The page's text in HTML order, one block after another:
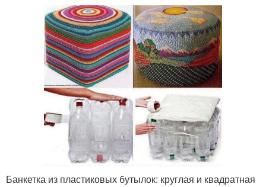
Банкетка из пластиковых бутылок: круглая и квадратная